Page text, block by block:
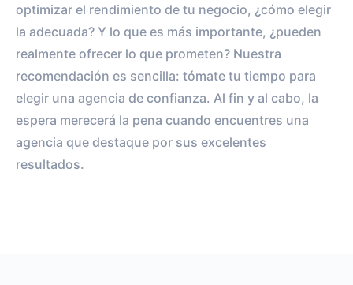
optimizar el rendimiento de tu negocio, ¿cómo elegir
la adecuada? Y lo que es más importante, ¿pueden
realmente ofrecer lo que prometen? Nuestra
recomendación es sencilla: tómate tu tiempo para
elegir una agencia de confianza. Al fin y al cabo, la
espera merecerá la pena cuando encuentres una
agencia que destaque por sus excelentes
resultados.